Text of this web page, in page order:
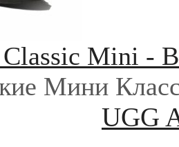
Mini -
Мини
UGG